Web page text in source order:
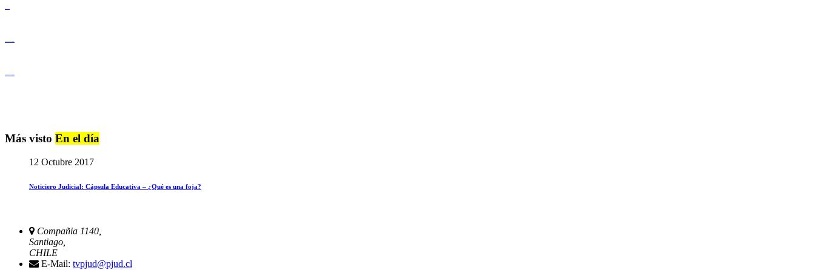
Más visto En el día
12 Octubre 2017
Noticiero Judicial: Cápsula Educativa – ¿Qué es una foja?
Compañia 1140,
Santiago,
CHILE
E-Mail: tvpjud@pjud.cl